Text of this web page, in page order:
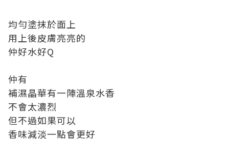
均勻塗抹於面上
用上後皮膚亮亮的
仲好水好Q
仲有
補濕晶華有一陣溫泉水香
不會太濃烈
但不過如果可以
香味減淡一點會更好